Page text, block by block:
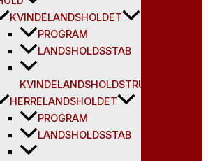
KVINDELANDSHOLDET
PROGRAM
LANDSHOLDSSTAB
KVINDELANDSHOLDSTRUPPEN
HERRELANDSHOLDET
PROGRAM
LANDSHOLDSSTAB